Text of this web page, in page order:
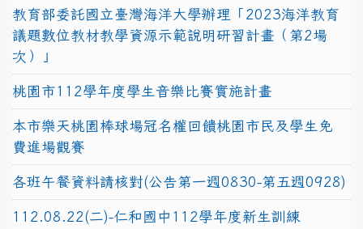
教育部委託國立臺灣海洋大學辦理「2023海洋教育
議題數位教材教學資源示範說明研習計畫（第2場
次）」
桃園市112學年度學生音樂比賽實施計畫
本市樂天桃園棒球場冠名權回饋桃園市民及學生免
費進場觀賽
各班午餐資料請核對(公告第一週0830-第五週0928)
112.08.22(二)-仁和國中112學年度新生訓練